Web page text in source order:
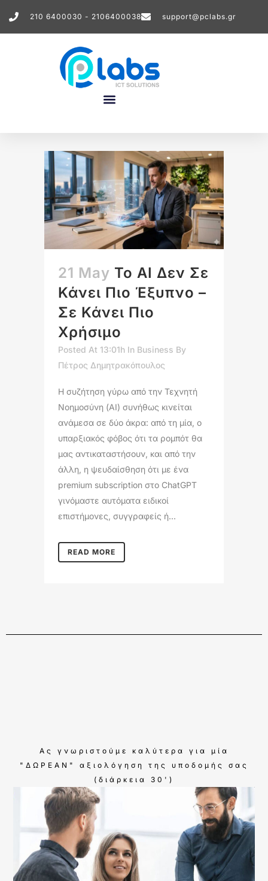
210 6400030 - 2106400038 support@pclabs.gr
21 May Το AI Δεν Σε
Κάνει Πιο Έξυπνο –
Σε Κάνει Πιο
Χρήσιμο
Posted At 13:01h In Business By
Πέτρος Δημητρακόπουλος
Η συζήτηση γύρω από την Τεχνητή
Νοημοσύνη (AI) συνήθως κινείται
ανάμεσα σε δύο άκρα: από τη μία, ο
υπαρξιακός φόβος ότι τα ρομπότ θα
μας αντικαταστήσουν, και από την
άλλη, η ψευδαίσθηση ότι με ένα
premium subscription στο ChatGPT
γινόμαστε αυτόματα ειδικοί
επιστήμονες, συγγραφείς ή...
READ MORE
Ας γνωριστούμε καλύτερα για μία
"ΔΩΡΕΑΝ" αξιολόγηση της υποδομής σας
(διάρκεια 30')